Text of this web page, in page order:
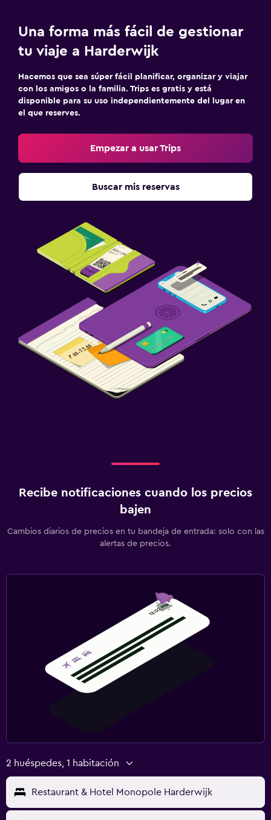
Una forma más fácil de gestionar
tu viaje a Harderwijk
Hacemos que sea súper fácil planificar, organizar y viajar
con los amigos o la familia. Trips es gratis y está
disponible para su uso independientemente del lugar en
el que reserves.
Empezar a usar Trips
Buscar mis reservas
Recibe notificaciones cuando los precios
bajen
Cambios diarios de precios en tu bandeja de entrada: solo con las
alertas de precios.
2 huéspedes, 1 habitación
Restaurant & Hotel Monopole Harderwijk